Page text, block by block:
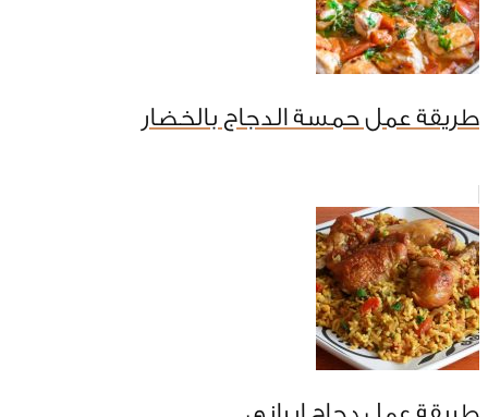
طريقة عمل حمسة الدجاج بالخضار